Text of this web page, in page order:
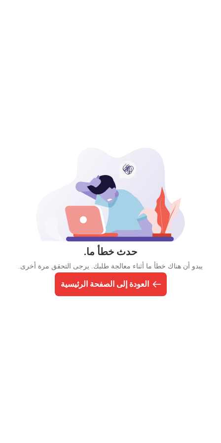
حدث خطأ ما.
يبدو أن هناك خطأ ما أثناء معالجة طلبك. يرجى التحقق مرة أخرى.
العودة إلى الصفحة الرئيسية